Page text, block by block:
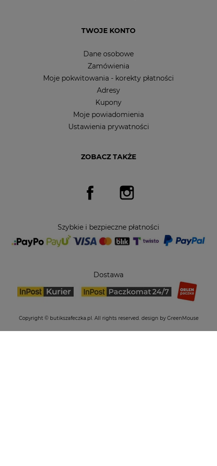
TWOJE KONTO
Dane osobowe
Zamówienia
Moje pokwitowania - korekty płatności
Adresy
Kupony
Moje powiadomienia
Ustawienia prywatności
ZOBACZ TAKŻE
Facebook
Szybkie i bezpieczne płatności
Dostawa
Copyright © butikszafeczka.pl. All rights reserved. design by GreenMouse